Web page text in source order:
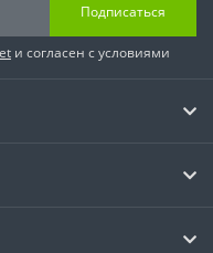
Подписаться
и согласен с условиями